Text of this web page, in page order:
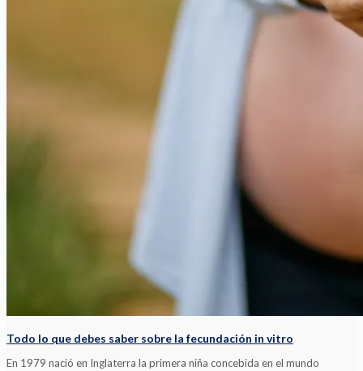
Todo lo que debes saber sobre la fecundación in vitro
En 1979 nació en Inglaterra la primera niña concebida en el mundo